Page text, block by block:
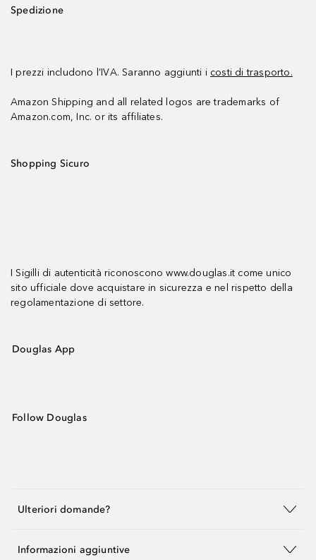
Spedizione
I prezzi includono l’IVA. Saranno aggiunti i costi di trasporto.
Amazon Shipping and all related logos are trademarks of
Amazon.com, Inc. or its affiliates.
Shopping Sicuro
I Sigilli di autenticità riconoscono www.douglas.it come unico
sito ufficiale dove acquistare in sicurezza e nel rispetto della
regolamentazione di settore.
Douglas App
Follow Douglas
Ulteriori domande?
Informazioni aggiuntive